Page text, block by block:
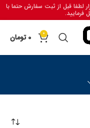
لطفا قبل از ثبت سفارش حتما با
0
0 تومان